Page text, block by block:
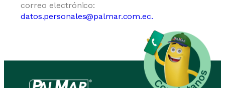
correo electrónico:
datos.personales@palmar.com.ec.